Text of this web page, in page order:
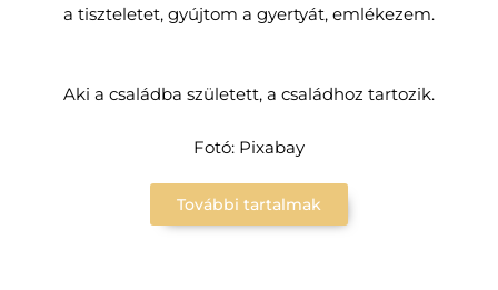
a tiszteletet, gyújtom a gyertyát, emlékezem.
Aki a családba született, a családhoz tartozik.
Fotó: Pixabay
További tartalmak